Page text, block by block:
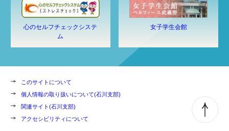
心のセルフチェックシステ
ム
女子学生会館
このサイトについて
個人情報の取り扱いについて(石川支部)
関連サイト(石川支部)
アクセシビリティについて